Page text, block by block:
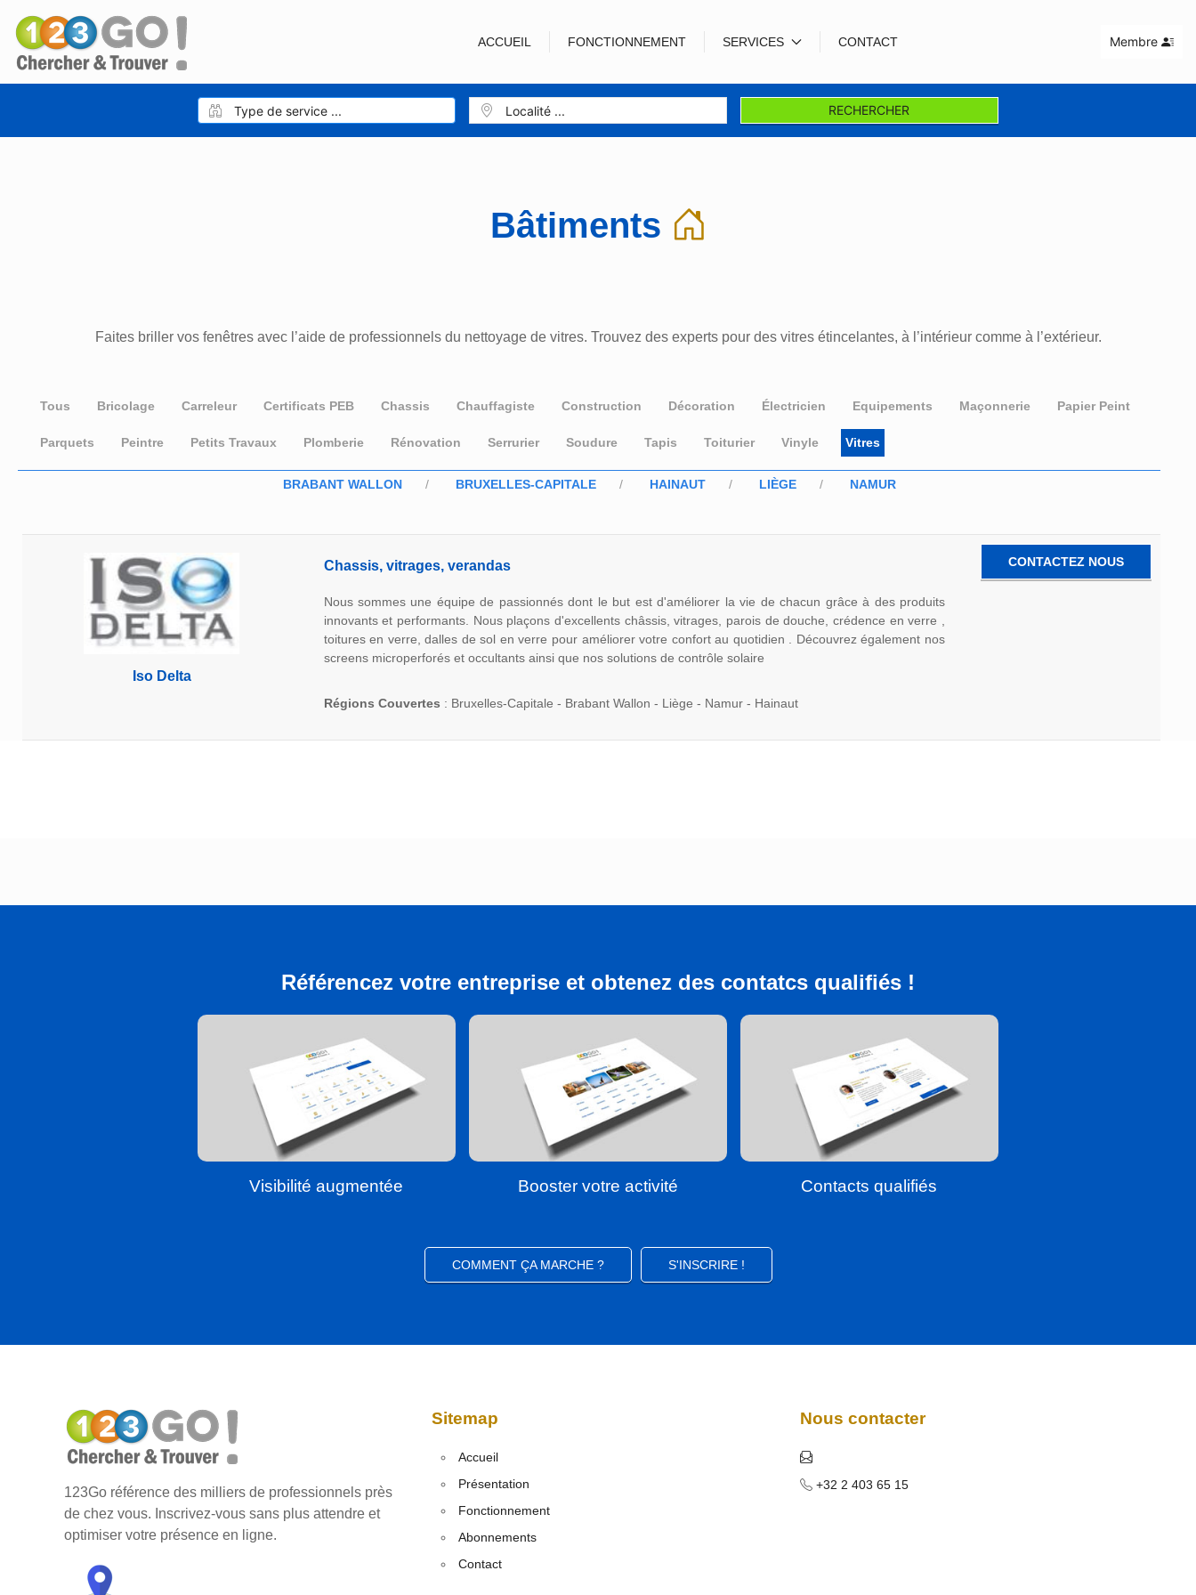
ACCUEIL FONCTIONNEMENT SERVICES CONTACT Membre
RECHERCHER
Bâtiments
Faites briller vos fenêtres avec l’aide de professionnels du nettoyage de vitres. Trouvez des experts pour des vitres étincelantes, à l’intérieur comme à l’extérieur.
Tous Bricolage Carreleur Certificats PEB Chassis Chauffagiste Construction Décoration Électricien Equipements Maçonnerie Papier Peint
Parquets Peintre Petits Travaux Plomberie Rénovation Serrurier Soudure Tapis Toiturier Vinyle Vitres
BRABANT WALLON BRUXELLES-CAPITALE HAINAUT LIÈGE NAMUR
Iso Delta
Chassis, vitrages, verandas
Nous sommes une équipe de passionnés dont le but est d'améliorer la vie de chacun grâce à des produits
innovants et performants. Nous plaçons d'excellents châssis, vitrages, parois de douche, crédence en verre ,
toitures en verre, dalles de sol en verre pour améliorer votre confort au quotidien . Découvrez également nos
screens microperforés et occultants ainsi que nos solutions de contrôle solaire
Régions Couvertes : Bruxelles-Capitale - Brabant Wallon - Liège - Namur - Hainaut
CONTACTEZ NOUS
Référencez votre entreprise et obtenez des contatcs qualifiés !
Visibilité augmentée Booster votre activité Contacts qualifiés
COMMENT ÇA MARCHE ? S'INSCRIRE !
123Go référence des milliers de professionnels près
de chez vous. Inscrivez-vous sans plus attendre et
optimiser votre présence en ligne.
Sitemap
Accueil
Présentation
Fonctionnement
Abonnements
Contact
Nous contacter
+32 2 403 65 15